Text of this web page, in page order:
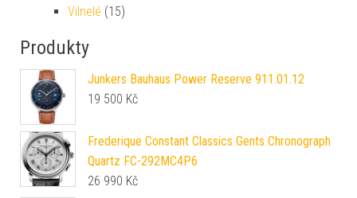
Vilnelé (15)
Produkty
Junkers Bauhaus Power Reserve 911.01.12
19 500 Kč
Frederique Constant Classics Gents Chronograph
Quartz FC-292MC4P6
26 990 Kč